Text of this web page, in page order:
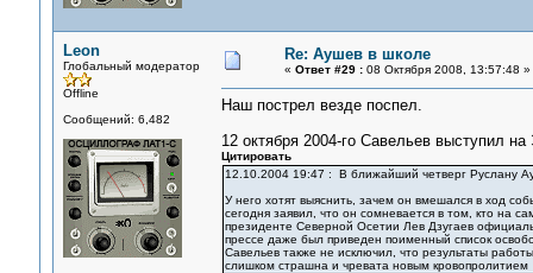
Leon
Глобальный модератор
Offline
Сообщений: 6,482
Re: Аушев в школе
« Ответ #29 :08 Октября 2008, 13:57:48 »
Наш пострел везде поспел.
12 октября 2004-го Савельев выступил на
Цитировать
12.10.2004 19:47 : В ближайший четверг Руслану
У него хотят выяснить, зачем он вмешался в ход
сегодня заявил, что он сомневается в том, кто на
президенте Северной Осетии Лев Дзугаев
прессе даже был приведен поименный список
Савельев также не исключил, что результаты
слишком страшна и чревата новым кровопролитием